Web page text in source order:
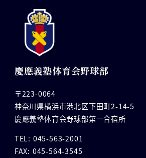
慶應義塾体育会野球部
〒223-0064
神奈川県横浜市港北区下田町2-14-5
慶應義塾体育会野球部第一合宿所
TEL: 045-563-2001
FAX: 045-564-3545